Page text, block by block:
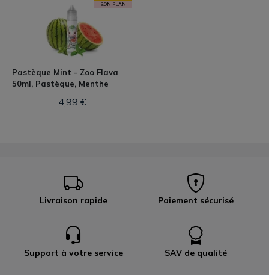
BON PLAN
Pastèque Mint - Zoo Flava
50ml, Pastèque, Menthe
4,99 €
Livraison rapide Paiement sécurisé
Support à votre service SAV de qualité